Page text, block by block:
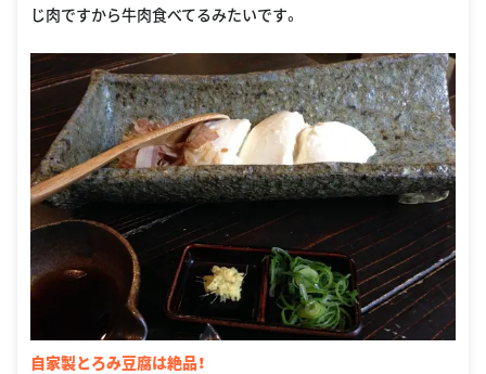
じ肉ですから牛肉食べてるみたいです。
自家製とろみ豆腐は絶品！